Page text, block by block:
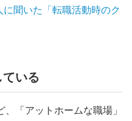
に聞いた「転職活動時のク
いる
「アットホームな職場」